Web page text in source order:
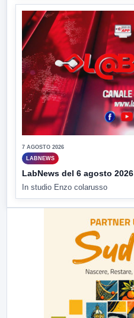
7 AGOSTO 2026
LABNEWS
LabNews del 6 agosto 2026
In studio Enzo colarusso